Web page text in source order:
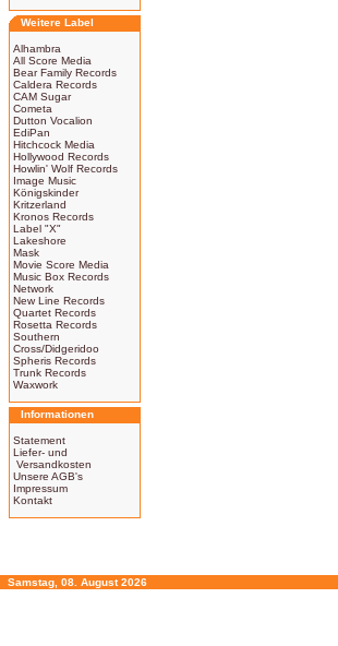
Weitere Label
Alhambra
All Score Media
Bear Family Records
Caldera Records
CAM Sugar
Cometa
Dutton Vocalion
EdiPan
Hitchcock Media
Hollywood Records
Howlin' Wolf Records
Image Music
Königskinder
Kritzerland
Kronos Records
Label "X"
Lakeshore
Mask
Movie Score Media
Music Box Records
Network
New Line Records
Quartet Records
Rosetta Records
Southern
Cross/Didgeridoo
Spheris Records
Trunk Records
Waxwork
Informationen
Statement
Liefer- und
Versandkosten
Unsere AGB's
Impressum
Kontakt
Samstag, 08. August 2026